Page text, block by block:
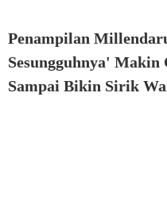
Penampilan
Sesungguhnya' Makin
Sampai Bikin Sirik